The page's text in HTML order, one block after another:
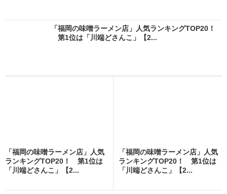
「福岡の味噌ラーメン店」人気ランキングTOP20！
第1位は「川端どさんこ」【2...
「福岡の味噌ラーメン店」人気
ランキングTOP20！ 第1位は
「川端どさんこ」【2...
「福岡の味噌ラーメン店」人気
ランキングTOP20！ 第1位は
「川端どさんこ」【2...